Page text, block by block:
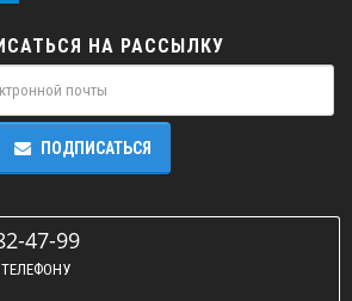
НА РАССЫЛКУ
ПОДПИСАТЬСЯ
47-99